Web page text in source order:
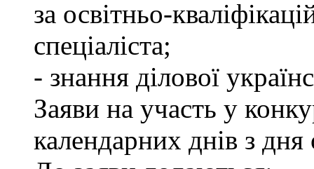
за освітньо-
спеціаліста;
- знання ділової
Заяви на участь у
календарних днів з